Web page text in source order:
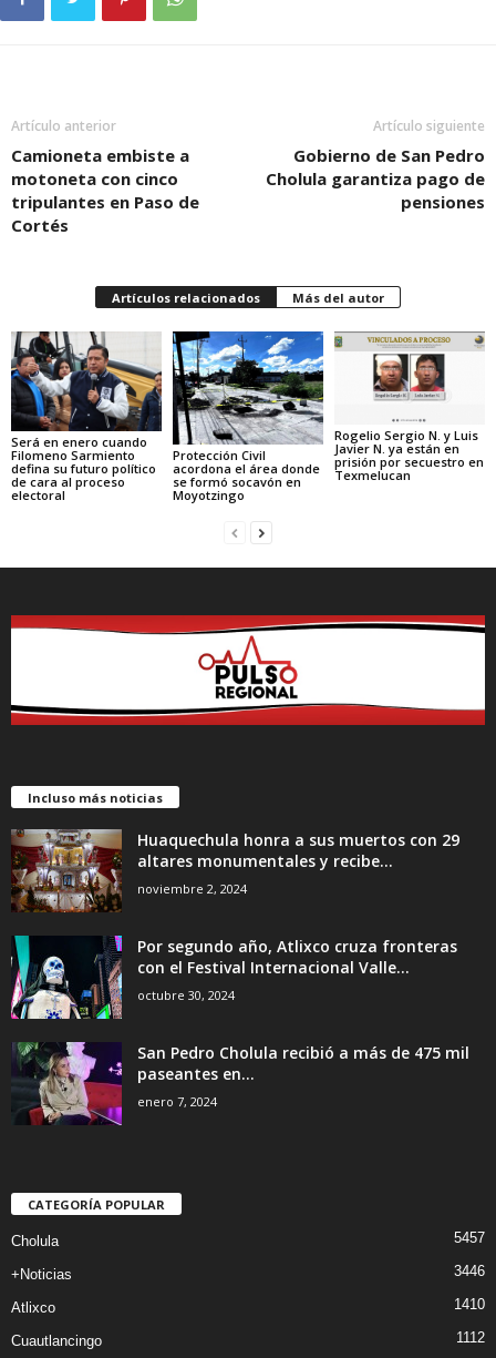
Artículo anterior
Camioneta embiste a
motoneta con cinco
tripulantes en Paso de
Cortés
Artículo siguiente
Gobierno de San Pedro
Cholula garantiza pago de
pensiones
Artículos relacionados Más del autor
Será en enero cuando
Filomeno Sarmiento
defina su futuro político
de cara al proceso
electoral
Protección Civil
acordona el área donde
se formó socavón en
Moyotzingo
Rogelio Sergio N. y Luis
Javier N. ya están en
prisión por secuestro en
Texmelucan
Incluso más noticias
Huaquechula honra a sus muertos con 29
altares monumentales y recibe...
noviembre 2, 2024
Por segundo año, Atlixco cruza fronteras
con el Festival Internacional Valle...
octubre 30, 2024
San Pedro Cholula recibió a más de 475 mil
paseantes en...
enero 7, 2024
CATEGORÍA POPULAR
Cholula 5457
+Noticias 3446
Atlixco 1410
Cuautlancingo 1112